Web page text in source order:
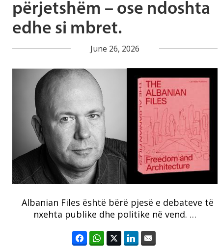
përjetshëm – ose ndoshta
edhe si mbret.
June 26, 2026
Albanian Files është bërë pjesë e debateve të
nxehta publike dhe politike në vend. …